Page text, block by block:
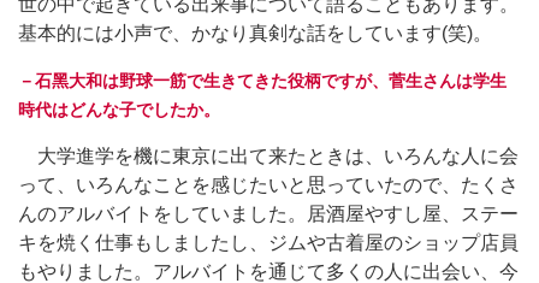
基本的には小声で、かなり真剣な話をしています(笑)。
－⽯⿊⼤和は野球⼀筋で⽣きてきた役柄ですが、菅⽣さんは学生
時代はどんな子でしたか。
大学進学を機に東京に出て来たときは、いろんな人に会
って、いろんなことを感じたいと思っていたので、たくさ
んのアルバイトをしていました。居酒屋やすし屋、ステー
キを焼く仕事もしましたし、ジムや古着屋のショップ店員
もやりました。アルバイトを通じて多くの人に出会い、今